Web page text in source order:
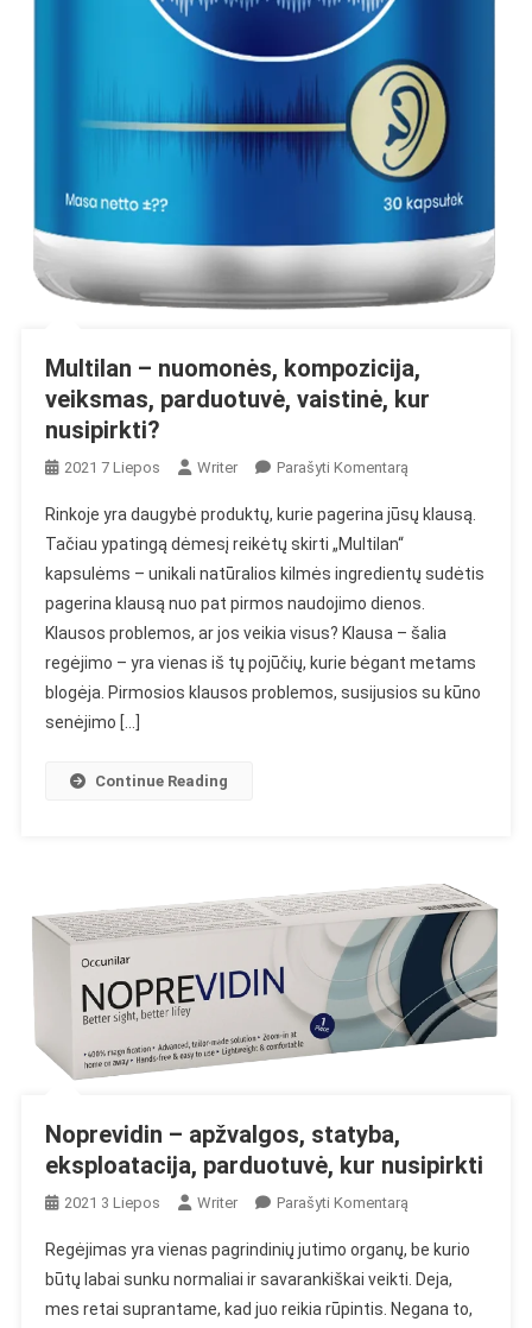
Multilan – nuomonės, kompozicija,
veiksmas, parduotuvė, vaistinė, kur
nusipirkti?
2021 7 Liepos Writer Parašyti KomentarąOn
–
Kompozicija,
Veiksmas,
Parduotuvė,
Vaistinė,
Kur
Rinkoje yra daugybė produktų, kurie pagerina jūsų klausą.
Tačiau ypatingą dėmesį reikėtų skirti „Multilan“
kapsulėms – unikali natūralios kilmės ingredientų sudėtis
pagerina klausą nuo pat pirmos naudojimo dienos.
Klausos problemos, ar jos veikia visus? Klausa – šalia
regėjimo – yra vienas iš tų pojūčių, kurie bėgant metams
blogėja. Pirmosios klausos problemos, susijusios su kūno
senėjimo […]
Continue Reading
Noprevidin – apžvalgos, statyba,
eksploatacija, parduotuvė, kur nusipirkti
2021 3 Liepos Writer Parašyti KomentarąOn
–
Apžvalgos,
Statyba,
Regėjimas yra vienas pagrindinių jutimo organų, be kurio
būtų labai sunku normaliai ir savarankiškai veikti. Deja,
mes retai suprantame, kad juo reikia rūpintis. Negana to,